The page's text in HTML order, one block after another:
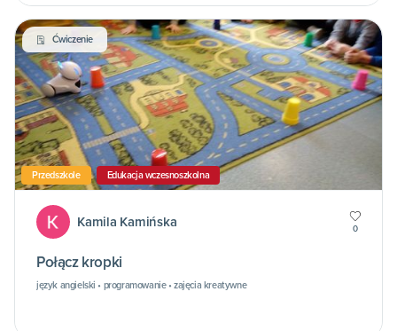
Ćwiczenie
Przedszkole Edukacja wczesnoszkolna
Kamila Kamińska 0
Połącz kropki
język angielski • programowanie • zajęcia kreatywne